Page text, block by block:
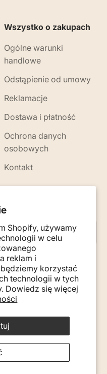
Shopify, używamy
w celu
reklam i
korzystać
technologii w tych
Dowiedz się więcej
Wszystko o zakupach
Ogólne warunki
handlowe
Odstąpienie od umowy
Reklamacje
Dostawa i płatność
Ochrona danych
osobowych
Kontakt
Twój e-mail